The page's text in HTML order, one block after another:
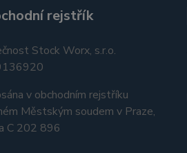
rejstřík
Stock Worx, s.r.o.
v obchodním rejstříku
Městským soudem v Praze,
C 202 896